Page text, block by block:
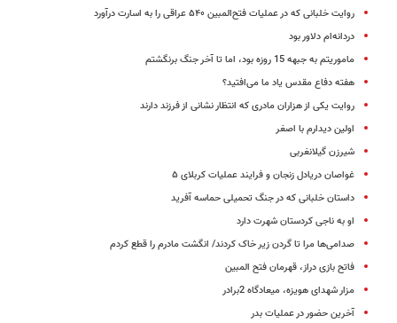
روایت خلبانی که در عملیات فتح‌المبین ۵۴۰ عراقی را به اسارت درآورد
دردانه‌ام دلاور بود
ماموریتم به جبهه 15 روزه بود، اما تا آخر جنگ برنگشتم
هفته دفاع مقدس یاد ما می‌افتید؟
روایت یکی از هزاران مادری که انتظار نشانی از فرزند دارند
اولین دیدارم با اصغر
شیرزن گیلانغربی
غواصان دریادل زنجان و فرایند عملیات کربلای ۵
داستان خلبانی که در جنگ تحمیلی حماسه آفرید
او به ناجی کردستان شهرت دارد
صدامی‌ها مرا تا گردن زیر خاک کردند/ انگشت مادرم را قطع کردم
فاتح بازی دراز، قهرمان فتح المبین
مزار شهدای هویزه، میعادگاه 2برادر
آخرین حضور در عملیات بدر